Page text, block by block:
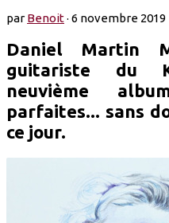
parBenoit· 6 novembre 2019
Daniel Martin
guitariste du
neuvième
parfaites... sans
ce jour.